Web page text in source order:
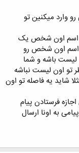
وارد میکنین تو
اسم اون شخص یک
اسم اون شخص رو
لیست باشه و شما
تو اون لیست نباشه
شاید یه فاصله تو اون
فرستادن پیام
به اونا ارسال